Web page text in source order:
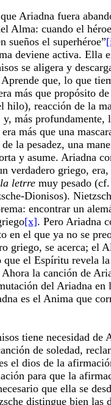
Ariadna fuera
Alma: cuando el
sueños el superhéroe”
deviene activa. Ella
se aligera y
que, lo que
más que propósito
hilo), reacción de la
más profundamente,
más que una
la pesadez, una
y asume. Ariadna
verdadero griego,
letrre muy pesado
Dionisos).
encontrar un
[x]. Pero Ariadna
en el que ya no se
griego, se acerca; el
el Espíritu revela
la canción de
del Ariadna en
es el Anima que
tiene necesidad de
de soledad,
el dios de la
para que la
que ella se
distingue bien las